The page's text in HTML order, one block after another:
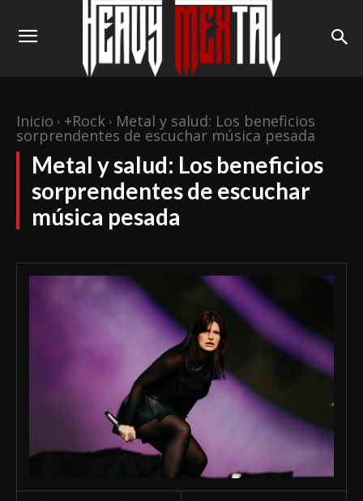
Inicio +Rock Metal y salud: Los beneficios
sorprendentes de escuchar música pesada
Metal y salud: Los beneficios
sorprendentes de escuchar
música pesada